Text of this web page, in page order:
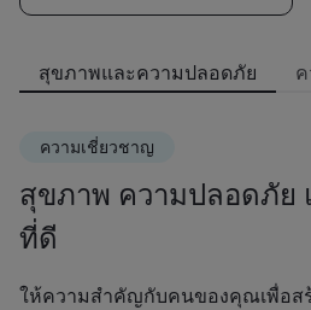
สุขภาพและความปลอดภัย
ความเชี่ยวชาญ
สุขภาพ ความปลอดภัย
ที่ดี
ให้ความสำคัญกับคนของคุณเพื่อส